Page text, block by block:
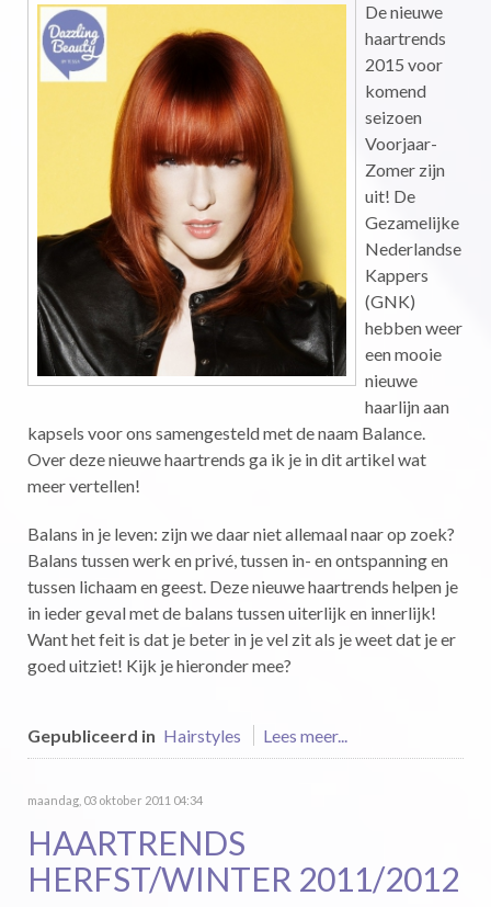
De nieuwe
haartrends
2015 voor
komend
seizoen
Voorjaar-
Zomer zijn
uit! De
Gezamelijke
Nederlandse
Kappers
(GNK)
hebben weer
een mooie
nieuwe
haarlijn aan
kapsels voor ons samengesteld met de naam Balance.
Over deze nieuwe haartrends ga ik je in dit artikel wat
meer vertellen!
Balans in je leven: zijn we daar niet allemaal naar op zoek?
Balans tussen werk en privé, tussen in- en ontspanning en
tussen lichaam en geest. Deze nieuwe haartrends helpen je
in ieder geval met de balans tussen uiterlijk en innerlijk!
Want het feit is dat je beter in je vel zit als je weet dat je er
goed uitziet! Kijk je hieronder mee?
Gepubliceerd in Hairstyles Lees meer...
maandag, 03 oktober 2011 04:34
HAARTRENDS
HERFST/WINTER 2011/2012